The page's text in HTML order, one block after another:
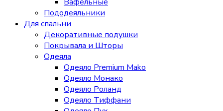
Пододеяльники
Для спальни
Декоративные подушки
Покрывала и Шторы
Одеяла
Одеяло Premium Mako
Одеяло Монако
Одеяло Роланд
Одеяло Тиффани